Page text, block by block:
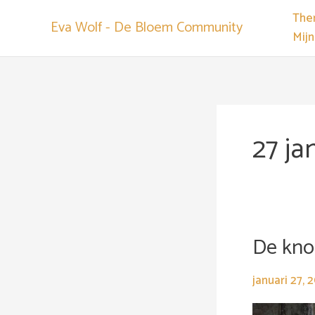
Eva Wolf - De Bloem Community
27
De
januari 27,
De
omdraaien,
waarom